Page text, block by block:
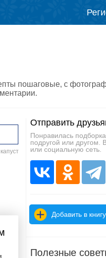
пошаговые, с
Отправить
Понравилась
подругой или другом.
или социальную сеть.
Добавить в
Полезные